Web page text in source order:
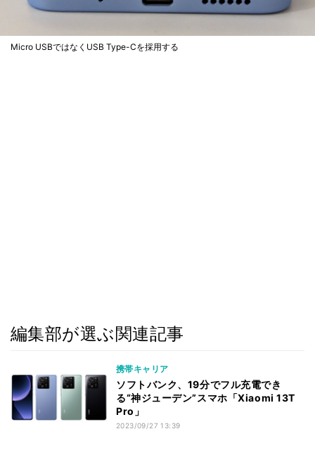
Micro USBではなくUSB Type-Cを採用する
編集部が選ぶ関連記事
携帯キャリア
ソフトバンク、19分でフル充電でき
る“神ジューデン”スマホ「Xiaomi 13T
Pro」
2023/09/27 13:39